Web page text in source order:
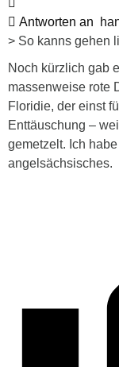
Antworten an
> So kanns gehen
Noch kürzlich gab
massenweise rote
Floridie, der einst
Enttäuschung –
gemetzelt. Ich
angelsächsisches.